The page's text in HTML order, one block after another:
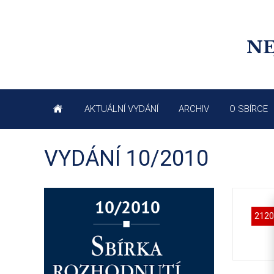
AKTUÁLNÍ VYDÁNÍ ARCHIV O SBÍRCE
VYDÁNÍ 10/2010